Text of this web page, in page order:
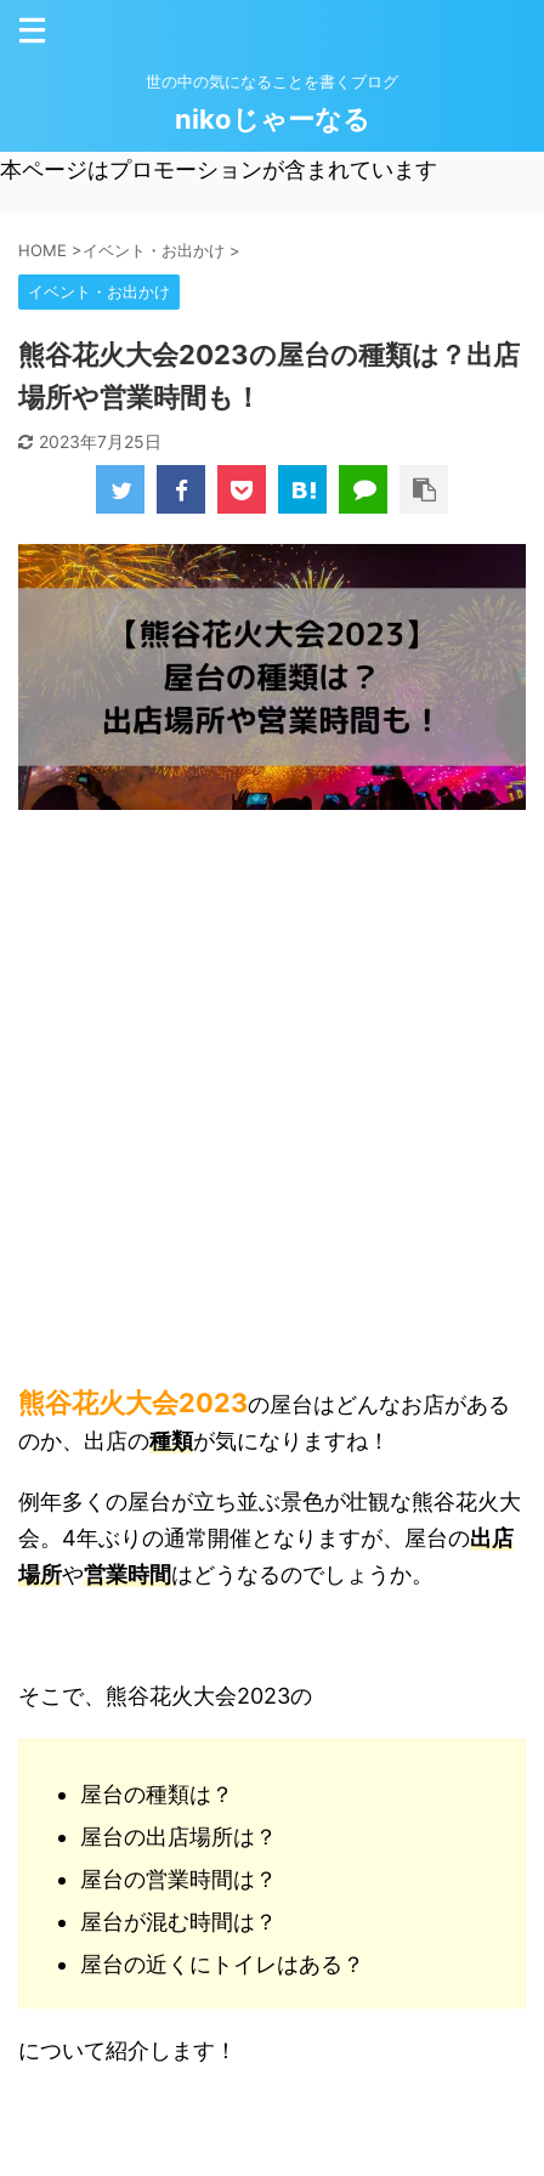
世の中の気になることを書くブログ
nikoじゃーなる
本ページはプロモーションが含まれています
HOME >イベント・お出かけ >
イベント・お出かけ
熊谷花火大会2023の屋台の種類は？出店
場所や営業時間も！
2023年7月25日
熊谷花火大会2023の屋台はどんなお店がある
のか、出店の種類が気になりますね！
例年多くの屋台が立ち並ぶ景色が壮観な熊谷花火大
会。4年ぶりの通常開催となりますが、屋台の出店
場所や営業時間はどうなるのでしょうか。
そこで、熊谷花火大会2023の
屋台の種類は？
屋台の出店場所は？
屋台の営業時間は？
屋台が混む時間は？
屋台の近くにトイレはある？
について紹介します！